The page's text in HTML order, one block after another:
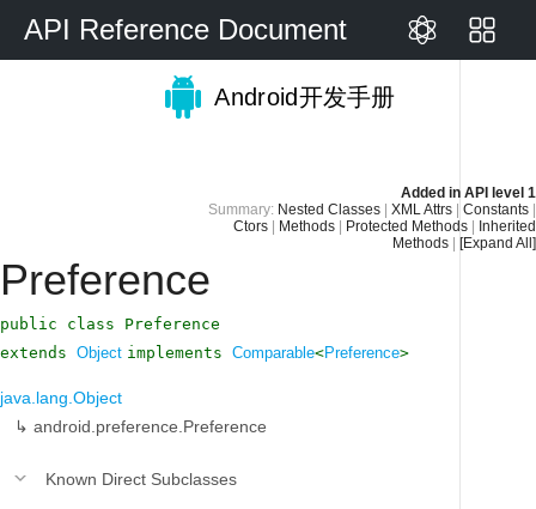
API Reference Document
Android开发手册
Added in API level 1
Summary: Nested Classes XML Attrs Constants
Ctors
Methods Protected Methods
Inherited
Methods
[Expand All]
Preference
public class Preference
extends Object implements Comparable<Preference>
java.lang.Object
↳ android.preference.Preference
Known Direct Subclasses